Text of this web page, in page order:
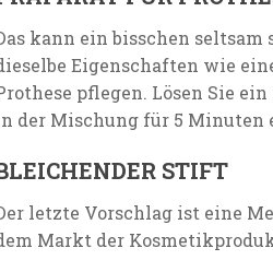
kann ein bisschen seltsam
Eigenschaften wie
pflegen. Lösen Sie
der Mischung für 5 Minuten
STIFT
letzte Vorschlag ist eine
Markt der